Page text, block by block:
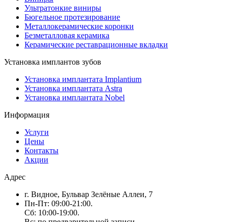
Ультратонкие виниры
Бюгельное протезирование
Металлокерамические коронки
Безметалловая керамика
Керамические реставрационные вкладки
Установка имплантов зубов
Установка имплантата Implantium
Установка имплантата Astra
Установка имплантата Nobel
Информация
Услуги
Цены
Контакты
Акции
Адрес
г. Видное, Бульвар Зелёные Аллеи, 7
Пн-Пт: 09:00-21:00.
Сб: 10:00-19:00.